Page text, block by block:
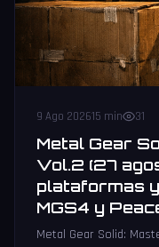
9 Ago 202615 min 31
Metal Gear
Vol.2 (27
plataformas
MGS4 y
Metal Gear Solid: